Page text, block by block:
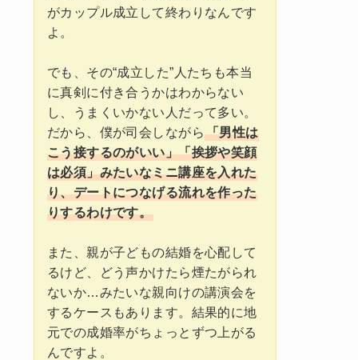
がカップル成立して終わりなんです
よ。
でも、その“成立した”人たちも本当
に真剣に付き合うかはわからない
し、うまくいかない人だって多い。
だから、僕が司会しながら 「男性は
こう接するのがいい」「挨拶や笑顔
は必須」みたいなミニ講座を入れた
り、デートにつなげる流れを作った
りするわけです。
また、親が子どもの結婚を心配して
るけど、どう声かけたら煙たがられ
ないか…みたいな親向けの講演会を
するケースもあります。結果的に地
元での成婚率がちょっとずつ上がる
んですよ。